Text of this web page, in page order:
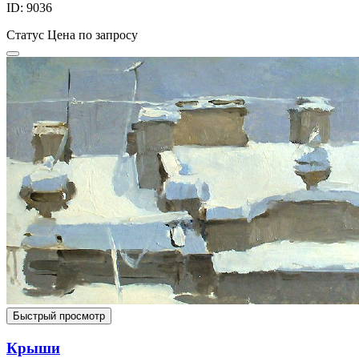
ID: 9036
Статус Цена по запросу
Быстрый просмотр
Крыши